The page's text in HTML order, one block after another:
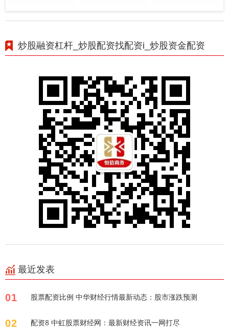
炒股融资杠杆_炒股配资找配资i_炒股资金配资
最近发表
01 股票配资比例 中华财经行情最新动态：股市涨跌预测
02 配资8 中虹股票财经网：最新财经资讯一网打尽